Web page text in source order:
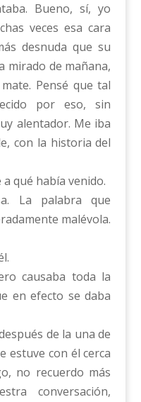
Bueno, sí, yo
veces esa cara
desnuda que su
mirado de mañana,
Pensé que tal
por eso, sin
alentador. Me iba
con la historia del
qué había venido.
La palabra que
malévola.
causaba toda la
en efecto se daba
de la una de
estuve con él cerca
no recuerdo más
conversación,